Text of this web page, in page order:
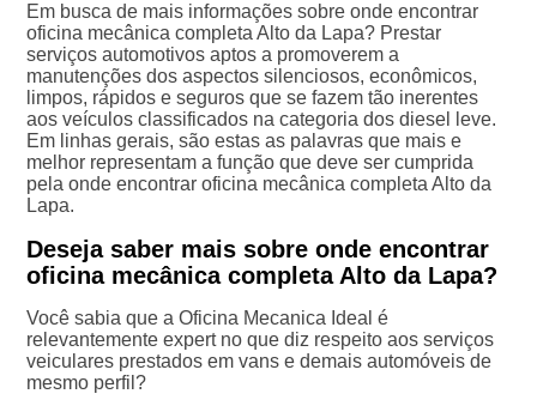
Em busca de mais informações sobre onde encontrar
oficina mecânica completa Alto da Lapa? Prestar
serviços automotivos aptos a promoverem a
manutenções dos aspectos silenciosos, econômicos,
limpos, rápidos e seguros que se fazem tão inerentes
aos veículos classificados na categoria dos diesel leve.
Em linhas gerais, são estas as palavras que mais e
melhor representam a função que deve ser cumprida
pela onde encontrar oficina mecânica completa Alto da
Lapa.
Deseja saber mais sobre onde encontrar
oficina mecânica completa Alto da Lapa?
Você sabia que a Oficina Mecanica Ideal é
relevantemente expert no que diz respeito aos serviços
veiculares prestados em vans e demais automóveis de
mesmo perfil?